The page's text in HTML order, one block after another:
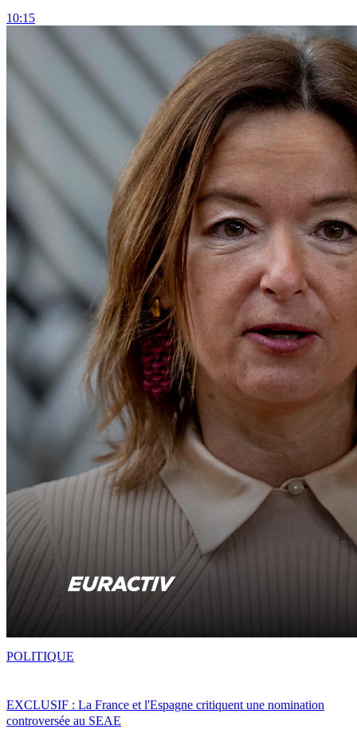
10:15
EXCLUSIF : La France et l'Espagne critiquent une nomination
controversée au SEAE
POLITIQUE